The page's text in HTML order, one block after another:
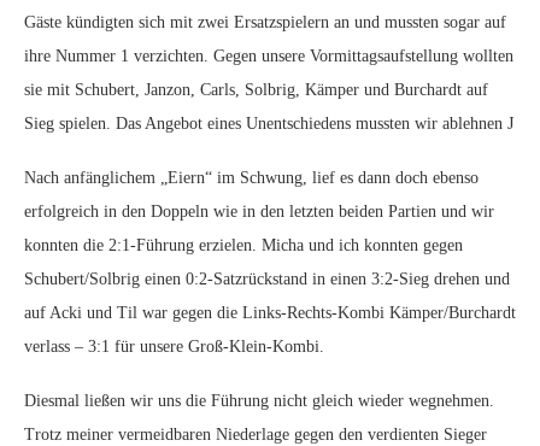
Gäste kündigten sich mit zwei Ersatzspielern an und mussten sogar auf
ihre Nummer 1 verzichten. Gegen unsere Vormittagsaufstellung wollten
sie mit Schubert, Janzon, Carls, Solbrig, Kämper und Burchardt auf
Sieg spielen. Das Angebot eines Unentschiedens mussten wir ablehnen J
Nach anfänglichem „Eiern“ im Schwung, lief es dann doch ebenso
erfolgreich in den Doppeln wie in den letzten beiden Partien und wir
konnten die 2:1-Führung erzielen. Micha und ich konnten gegen
Schubert/Solbrig einen 0:2-Satzrückstand in einen 3:2-Sieg drehen und
auf Acki und Til war gegen die Links-Rechts-Kombi Kämper/Burchardt
verlass – 3:1 für unsere Groß-Klein-Kombi.
Diesmal ließen wir uns die Führung nicht gleich wieder wegnehmen.
Trotz meiner vermeidbaren Niederlage gegen den verdienten Sieger